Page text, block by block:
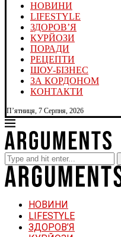
НОВИНИ
LIFESTYLE
ЗДОРОВ’Я
КУРЙОЗИ
ПОРАДИ
РЕЦЕПТИ
ШОУ-БІЗНЕС
ЗА КОРДОНОМ
КОНТАКТИ
П’ятниця, 7 Серпня, 2026
НОВИНИ
LIFESTYLE
ЗДОРОВ’Я